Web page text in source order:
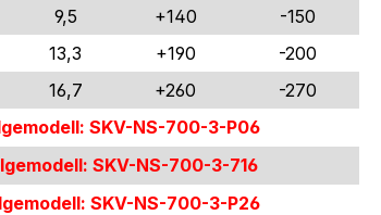
9,5 +140
-150
13,3 +190
-200
16,7 +260
-270
SKV-NS-700-3-P06
SKV-NS-700-3-716
SKV-NS-700-3-P26